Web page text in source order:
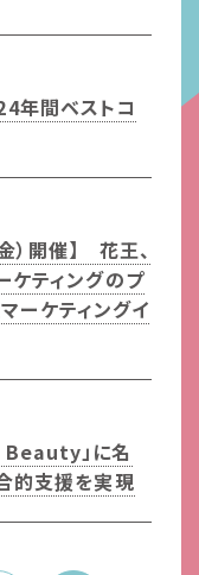
年間ベストコ
）開催】 花王、
ケティングのプ
ケティングイ
Beauty」に名
的支援を実現